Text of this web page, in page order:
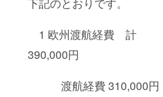
下記のとおりです。
1 欧州渡航経費 計
390,000円
渡航経費 310,000円